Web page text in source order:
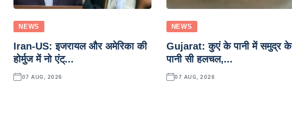
NEWS
Iran-US: इजरायल और अमेरिका की
होर्मुज में नो एंट्...
07 AUG, 2026
NEWS
Gujarat: कुएं के पानी में समुद्र के
पानी सी हलचल,...
07 AUG, 2026